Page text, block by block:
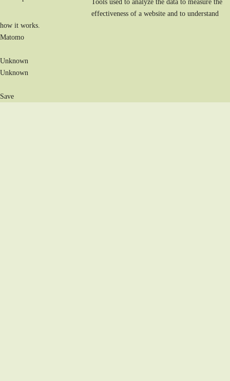
Tools used to analyze the data to measure the
effectiveness of a website and to understand
how it works.
Matomo
Unknown
Unknown
Save